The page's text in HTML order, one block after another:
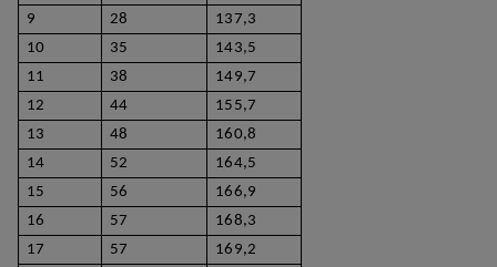
9
28
137,3
10
35
143,5
11
38
149,7
12
44
155,7
13
48
160,8
14
52
164,5
15
56
166,9
16
57
168,3
17
57
169,2